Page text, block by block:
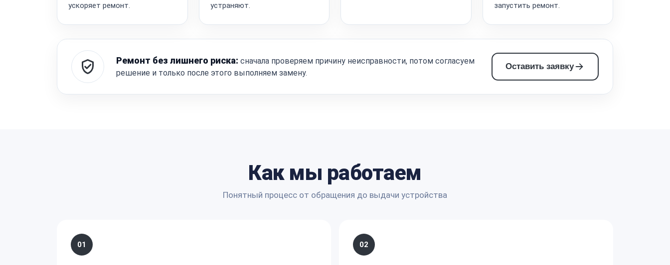
ускоряет ремонт.
устраняют.
запустить ремонт.
Ремонт без лишнего риска: сначала проверяем причину неисправности, потом согласуем
решение и только после этого выполняем замену.
Оставить заявку
Как мы работаем
Понятный процесс от обращения до выдачи устройства
01 02